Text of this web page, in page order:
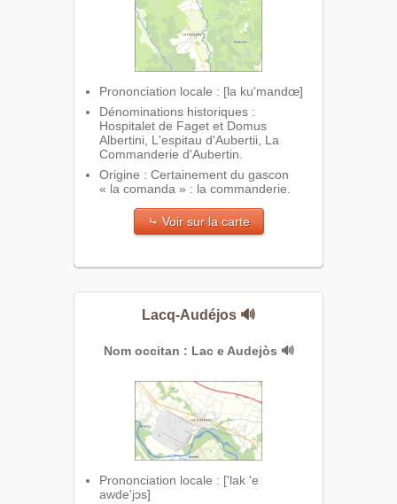
Prononciation locale : [la ku'mandœ]
Dénominations historiques :
Hospitalet de Faget et Domus
Albertini, L'espitau d'Aubertii, La
Commanderie d'Aubertin.
Origine : Certainement du gascon
« la comanda » : la commanderie.
⤷ Voir sur la carte
Lacq-Audéjos 🔊
Nom occitan : Lac e Audejòs 🔊
Prononciation locale : ['lak 'e
awde'jɔs]